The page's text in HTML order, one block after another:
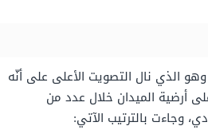
وهو الذي نال التصويت الأعلى على أنّه
أرضية الميدان خلال عدد من
وجاءت بالترتيب الآتي: